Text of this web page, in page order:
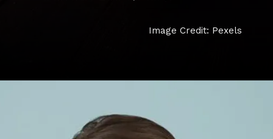
Image Credit: Pexels